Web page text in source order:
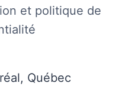
et politique de
Québec